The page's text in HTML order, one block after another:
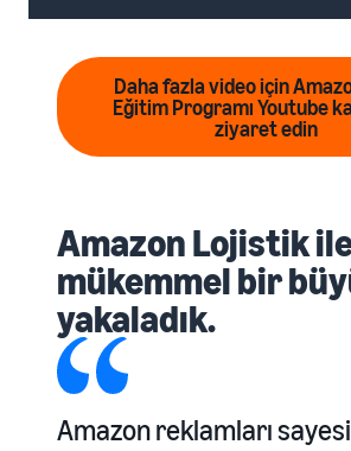
Daha fazla video için
Eğitim Programı Youtube
ziyaret edin
Amazon Lojistik
mükemmel bir
yakaladık.
Amazon reklamları